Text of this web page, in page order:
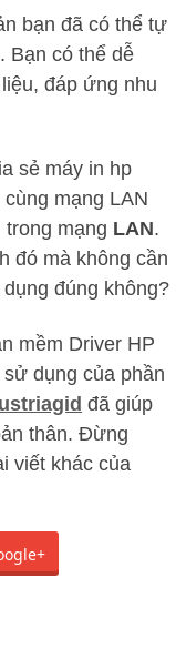
bạn đã có thể tự
Bạn có thể dễ
đáp ứng nhu
sẻ máy in hp
mạng LAN
trong mạng LAN.
đó mà không cần
đúng không?
mềm Driver HP
dụng của phần
đã giúp
thân. Đừng
viết khác của